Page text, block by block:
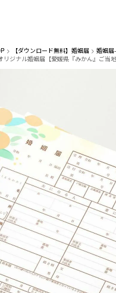
【ダウンロード無料】婚姻届
婚姻届
リジナル婚姻届【愛媛県『みかん』ご当